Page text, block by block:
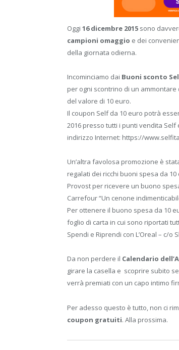
Oggi 16 dicembre 2015 sono
campioni omaggio e dei
della giornata odierna.
Incominciamo dai Buoni sconto
per ogni scontrino di un
del valore di 10 euro.
Il coupon Self da 10 euro potrà
2016 presso tutti i punti vendita
indirizzo Internet: https://
Un’altra favolosa promozione è
regalati dei ricchi buoni spesa da
Provost per ricevere un buono
Carrefour “Un cenone
Per ottenere il buono spesa da 10
foglio di carta in cui sono riportati
Spendi e Riprendi con L’Oreal – c/o
Da non perdere il Calendario
girare la casella e scoprire subito
verrà premiati con un capo intimo
Per adesso questo è tutto, non ci
coupon gratuiti. Alla prossima.